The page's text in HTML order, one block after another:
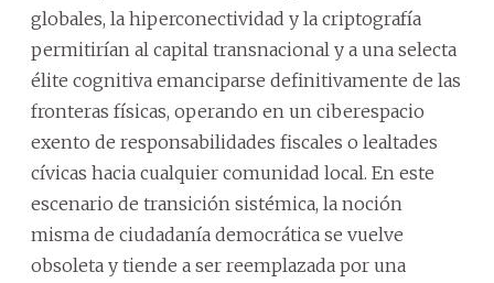
globales, la hiperconectividad y la criptografía
permitirían al capital transnacional y a una selecta
élite cognitiva emanciparse definitivamente de las
fronteras físicas, operando en un ciberespacio
exento de responsabilidades fiscales o lealtades
cívicas hacia cualquier comunidad local. En este
escenario de transición sistémica, la noción
misma de ciudadanía democrática se vuelve
obsoleta y tiende a ser reemplazada por una